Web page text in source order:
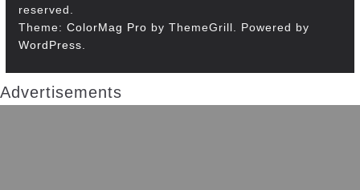
reserved.
Theme: ColorMag Pro by ThemeGrill. Powered by
WordPress
Advertisements